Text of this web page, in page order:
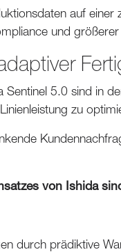
auf
und
Sentinel 5.0 sind in
zu
von Ishida
durch prädiktive